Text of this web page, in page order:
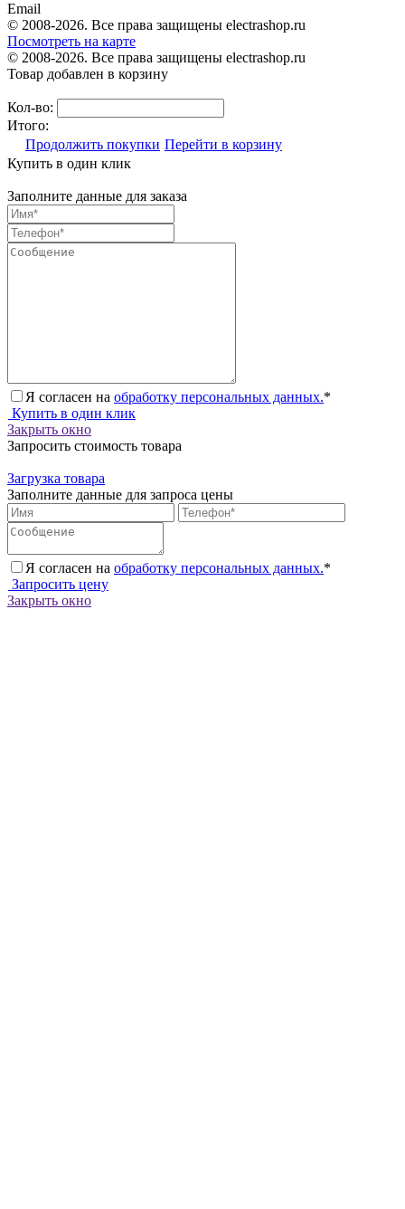
Email
© 2008-2026. Все права защищены electrashop.ru
Посмотреть на карте
© 2008-2026. Все права защищены electrashop.ru
Товар добавлен в корзину
Кол-во:
Итого:
Продолжить покупки Перейти в корзину
Купить в один клик
Заполните данные для заказа
Я согласен на обработку персональных данных.*
Купить в один клик
Закрыть окно
Запросить стоимость товара
Загрузка товара
Заполните данные для запроса цены
Я согласен на обработку персональных данных.*
Запросить цену
Закрыть окно